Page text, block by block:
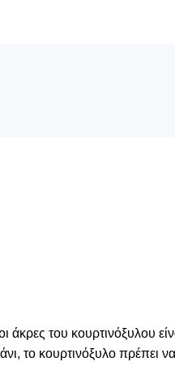
του κουρτινόξυλου
κουρτινόξυλο πρέπει να